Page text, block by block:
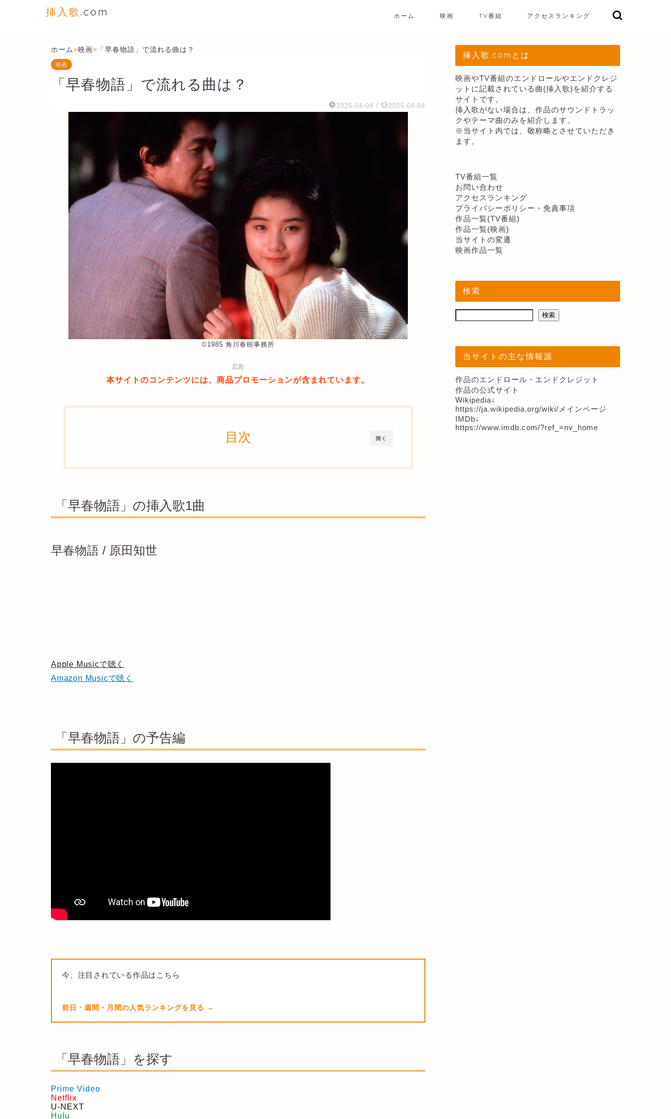
挿入歌.com ホーム 映画 TV番組 アクセスランキング
ホーム>映画> 「早春物語」で流れる曲は？
映画
「早春物語」で流れる曲は？
2025-04-04 / 2025-04-04
©︎1985 角川春樹事務所
広告
本サイトのコンテンツには、商品プロモーションが含まれています。
開く
目次
「早春物語」の挿入歌1曲
早春物語 / 原田知世
Apple Musicで聴く
Amazon Musicで聴く
「早春物語」の予告編
今、注目されている作品はこちら
前日・週間・月間の人気ランキングを見る
「早春物語」を探す
Prime Video
Netflix
U-NEXT
Hulu
挿入歌.comとは
映画やTV番組のエンドロールやエンドクレジ
ットに記載されている曲(挿入歌)を紹介する
サイトです。
挿入歌がない場合は、作品のサウンドトラッ
クやテーマ曲のみを紹介します。
※当サイト内では、敬称略とさせていただき
ます。
TV番組一覧
お問い合わせ
アクセスランキング
プライバシーポリシー・免責事項
作品一覧(TV番組)
作品一覧(映画)
当サイトの変遷
映画作品一覧
検索
検索
当サイトの主な情報源
作品のエンドロール・エンドクレジット
作品の公式サイト
Wikipedia↓
https://ja.wikipedia.org/wiki/メインページ
IMDb↓
https://www.imdb.com/?ref_=nv_home